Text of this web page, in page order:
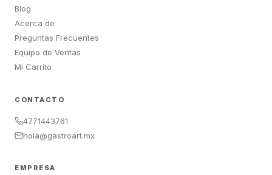
Blog
Acerca de
Preguntas Frecuentes
Equipo de Ventas
Mi Carrito
CONTACTO
4771443761
hola@gastroart.mx
EMPRESA